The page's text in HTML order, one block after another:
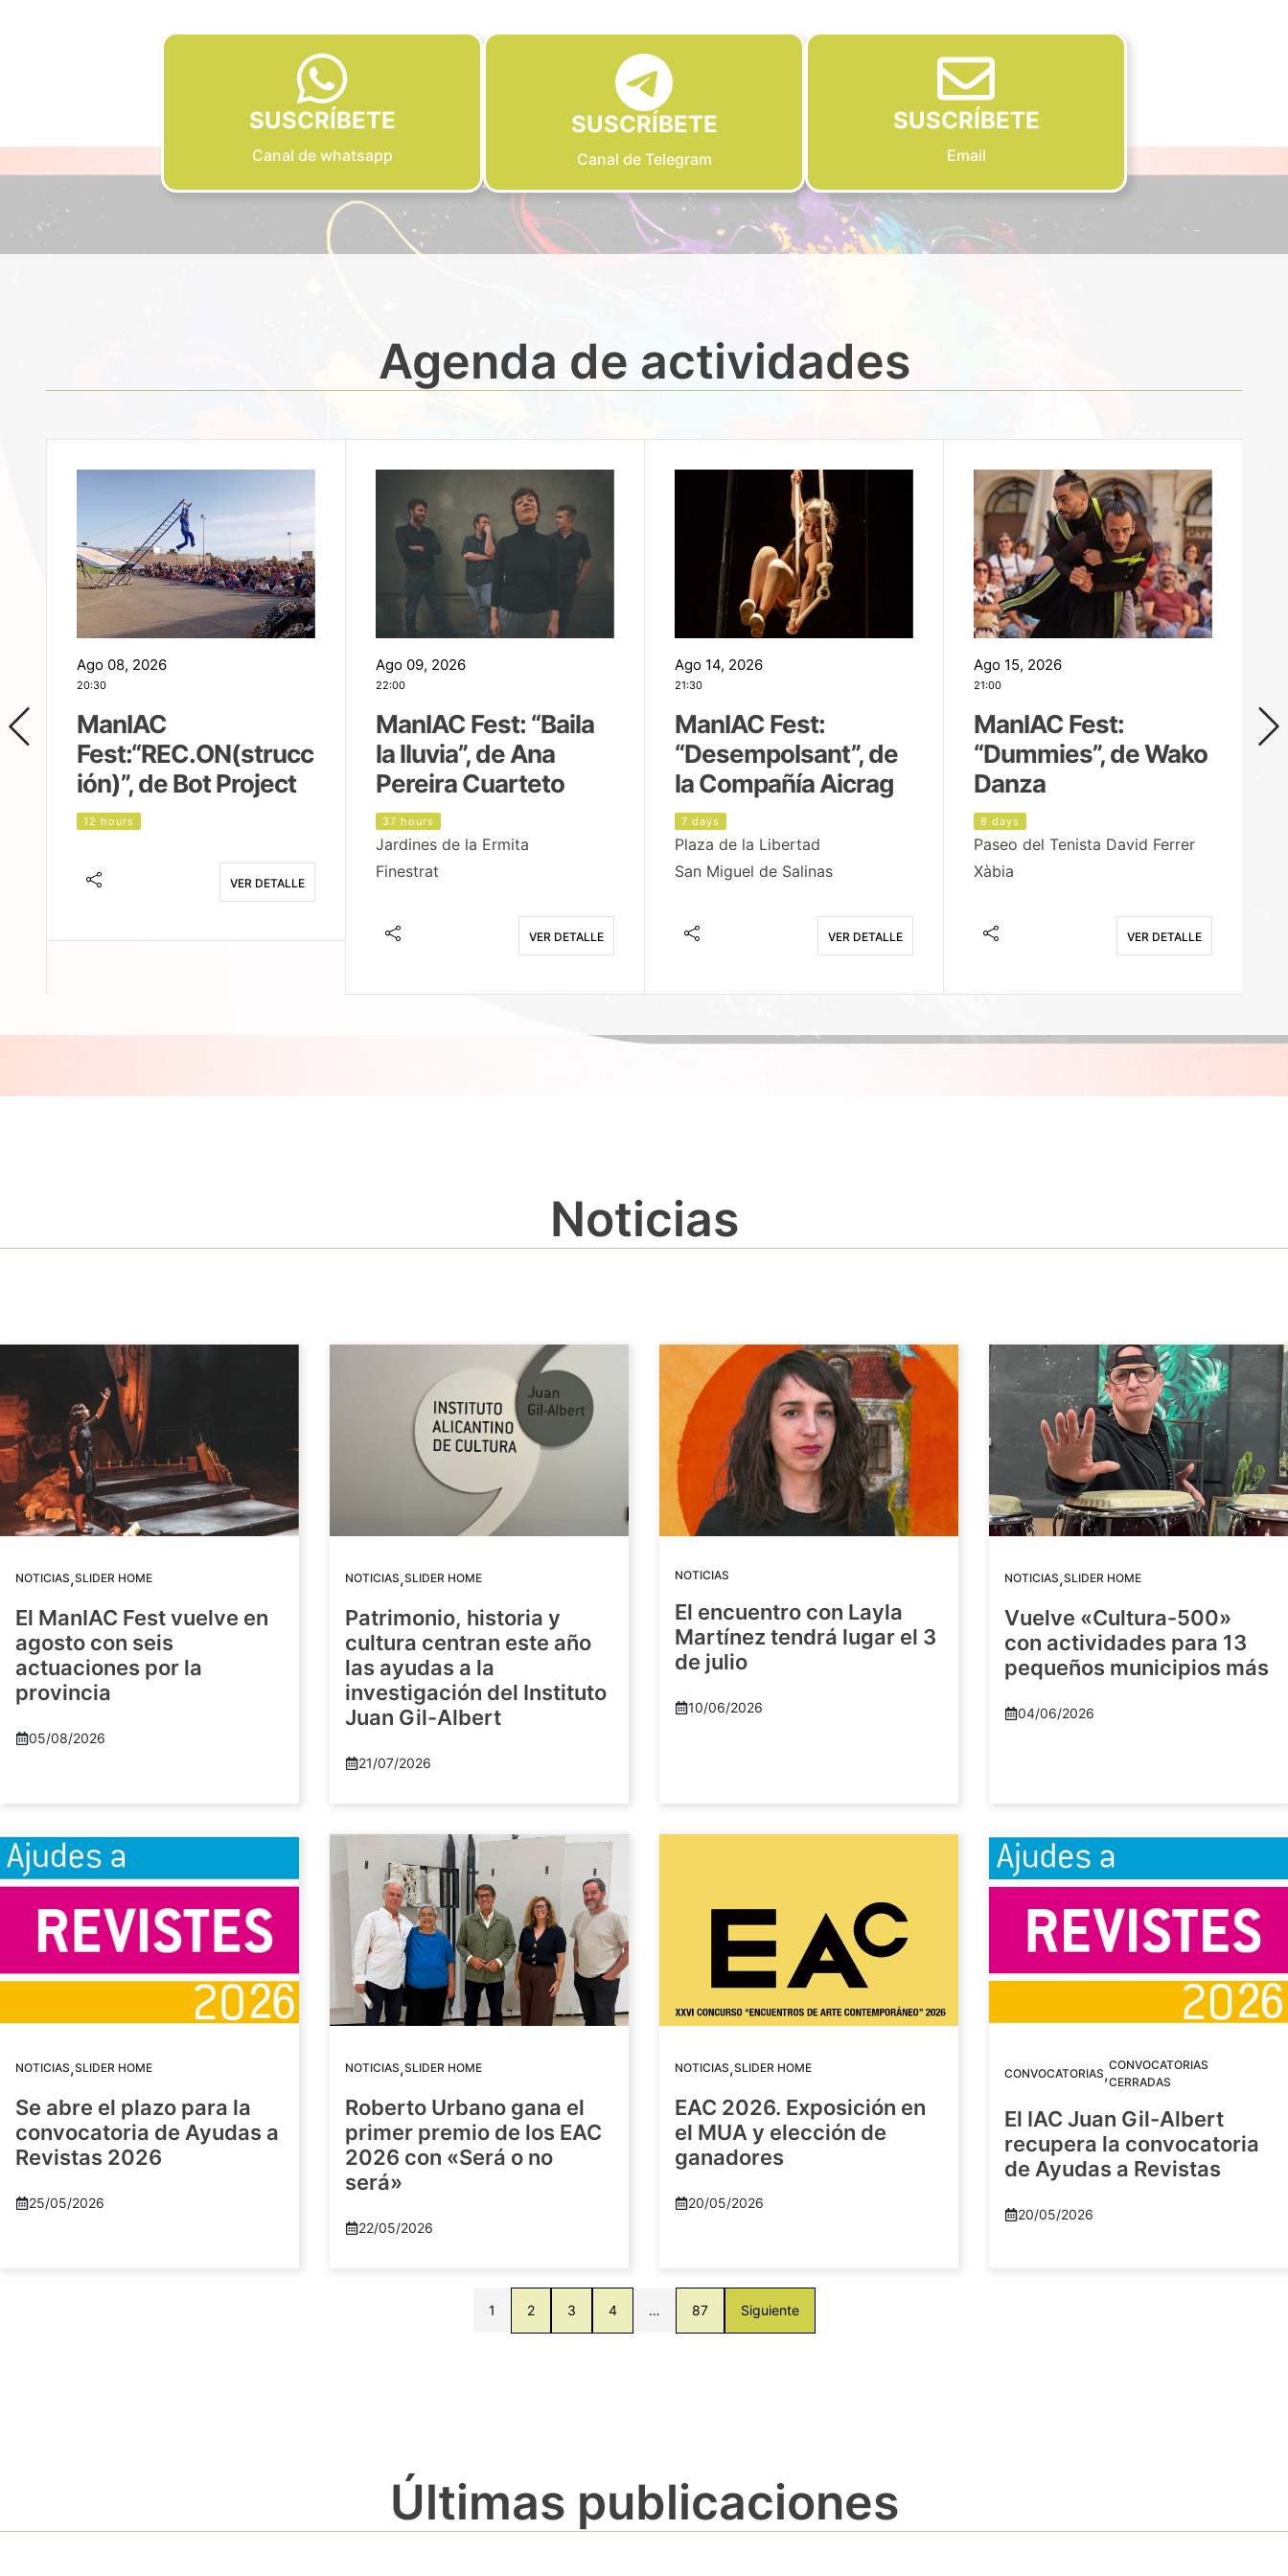
SUSCRÍBETE
Canal de whatsapp
SUSCRÍBETE
Canal de Telegram
SUSCRÍBETE
Email
Agenda de actividades
Ago 08, 2026
20:30
ManIAC
Fest:“REC.ON(strucc
ión)”, de Bot Project
12 hours
VER DETALLE
Ago 09, 2026
22:00
ManIAC Fest: “Baila
la lluvia”, de Ana
Pereira Cuarteto
37 hours
Jardines de la Ermita
Finestrat
VER DETALLE
Ago 14, 2026
21:30
ManIAC Fest:
“Desempolsant”, de
la Compañía Aicrag
7 days
Plaza de la Libertad
San Miguel de Salinas
VER DETALLE
Ago 15, 2026
21:00
ManIAC Fest:
“Dummies”, de Wako
Danza
8 days
Paseo del Tenista David Ferrer
Xàbia
VER DETALLE
Noticias
NOTICIAS,SLIDER HOME
El ManIAC Fest vuelve en
agosto con seis
actuaciones por la
provincia
05/08/2026
NOTICIAS,SLIDER HOME
Patrimonio, historia y
cultura centran este año
las ayudas a la
investigación del Instituto
Juan Gil-Albert
21/07/2026
NOTICIAS
El encuentro con Layla
Martínez tendrá lugar el 3
de julio
10/06/2026
NOTICIAS,SLIDER HOME
Vuelve «Cultura-500»
con actividades para 13
pequeños municipios más
04/06/2026
NOTICIAS,SLIDER HOME
Se abre el plazo para la
convocatoria de Ayudas a
Revistas 2026
25/05/2026
NOTICIAS,SLIDER HOME
Roberto Urbano gana el
primer premio de los EAC
2026 con «Será o no
será»
22/05/2026
NOTICIAS,SLIDER HOME
EAC 2026. Exposición en
el MUA y elección de
ganadores
20/05/2026
CONVOCATORIAS,CONVOCATORIAS
CERRADAS
El IAC Juan Gil-Albert
recupera la convocatoria
de Ayudas a Revistas
20/05/2026
1 2 3 4 … 87 Siguiente
Últimas publicaciones